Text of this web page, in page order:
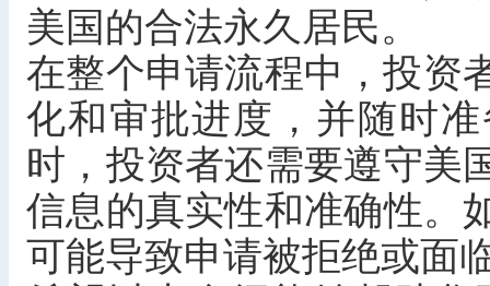
美国的合法永久居民。
在整个申请流程中，投资
化和审批进度，并随时
时，投资者还需要遵守美
信息的真实性和准确性。
可能导致申请被拒绝或面